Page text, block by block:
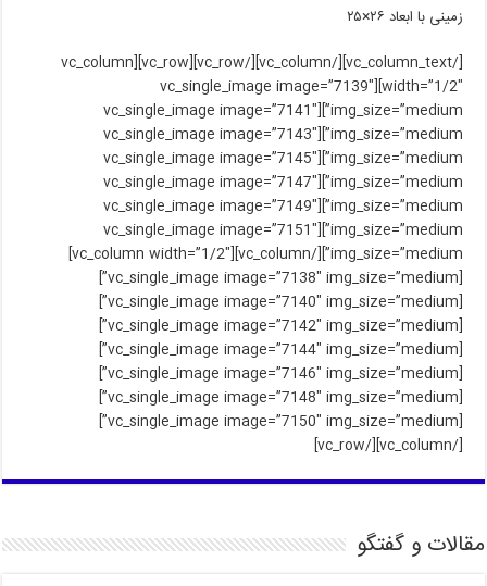
زمینی با ابعاد ۲۶×۲۵
[/vc_column_text][/vc_column][/vc_row][vc_row][vc_column
width=”1/2″][vc_single_image image=”7139″
img_size=”medium”][vc_single_image image=”7141″
img_size=”medium”][vc_single_image image=”7143″
img_size=”medium”][vc_single_image image=”7145″
img_size=”medium”][vc_single_image image=”7147″
img_size=”medium”][vc_single_image image=”7149″
img_size=”medium”][vc_single_image image=”7151″
img_size=”medium”][/vc_column][vc_column width=”1/2″]
[vc_single_image image=”7138″ img_size=”medium”]
[vc_single_image image=”7140″ img_size=”medium”]
[vc_single_image image=”7142″ img_size=”medium”]
[vc_single_image image=”7144″ img_size=”medium”]
[vc_single_image image=”7146″ img_size=”medium”]
[vc_single_image image=”7148″ img_size=”medium”]
[vc_single_image image=”7150″ img_size=”medium”]
[/vc_column][/vc_row]
مقالات و گفتگو